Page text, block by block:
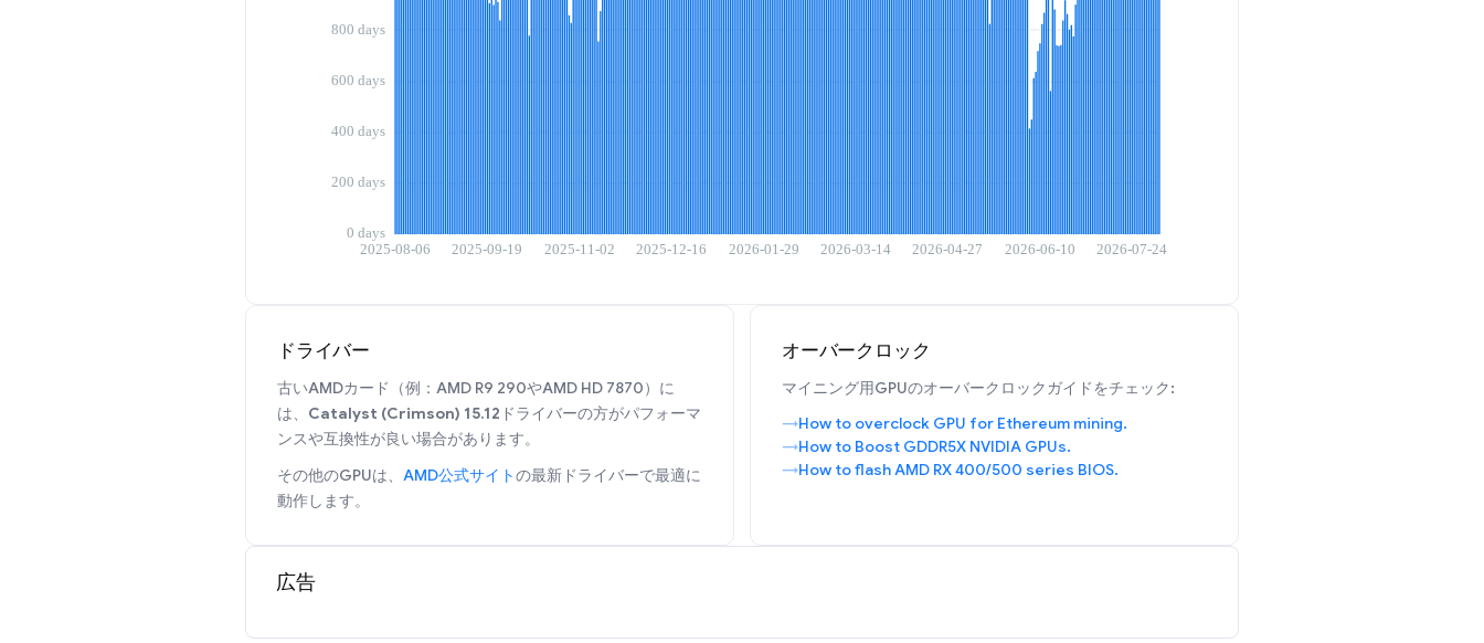
ドライバー
古いAMDカード（例：AMD R9 290やAMD HD 7870）に
は、 Catalyst (Crimson) 15.12 ドライバーの方がパフォーマ
ンスや互換性が良い場合があります。
その他のGPUは、 AMD公式サイトの最新ドライバーで最適に
動作します。
オーバークロック
マイニング用GPUのオーバークロックガイドをチェック:
How to overclock GPU for Ethereum mining.
How to Boost GDDR5X NVIDIA GPUs.
How to flash AMD RX 400/500 series BIOS.
広告